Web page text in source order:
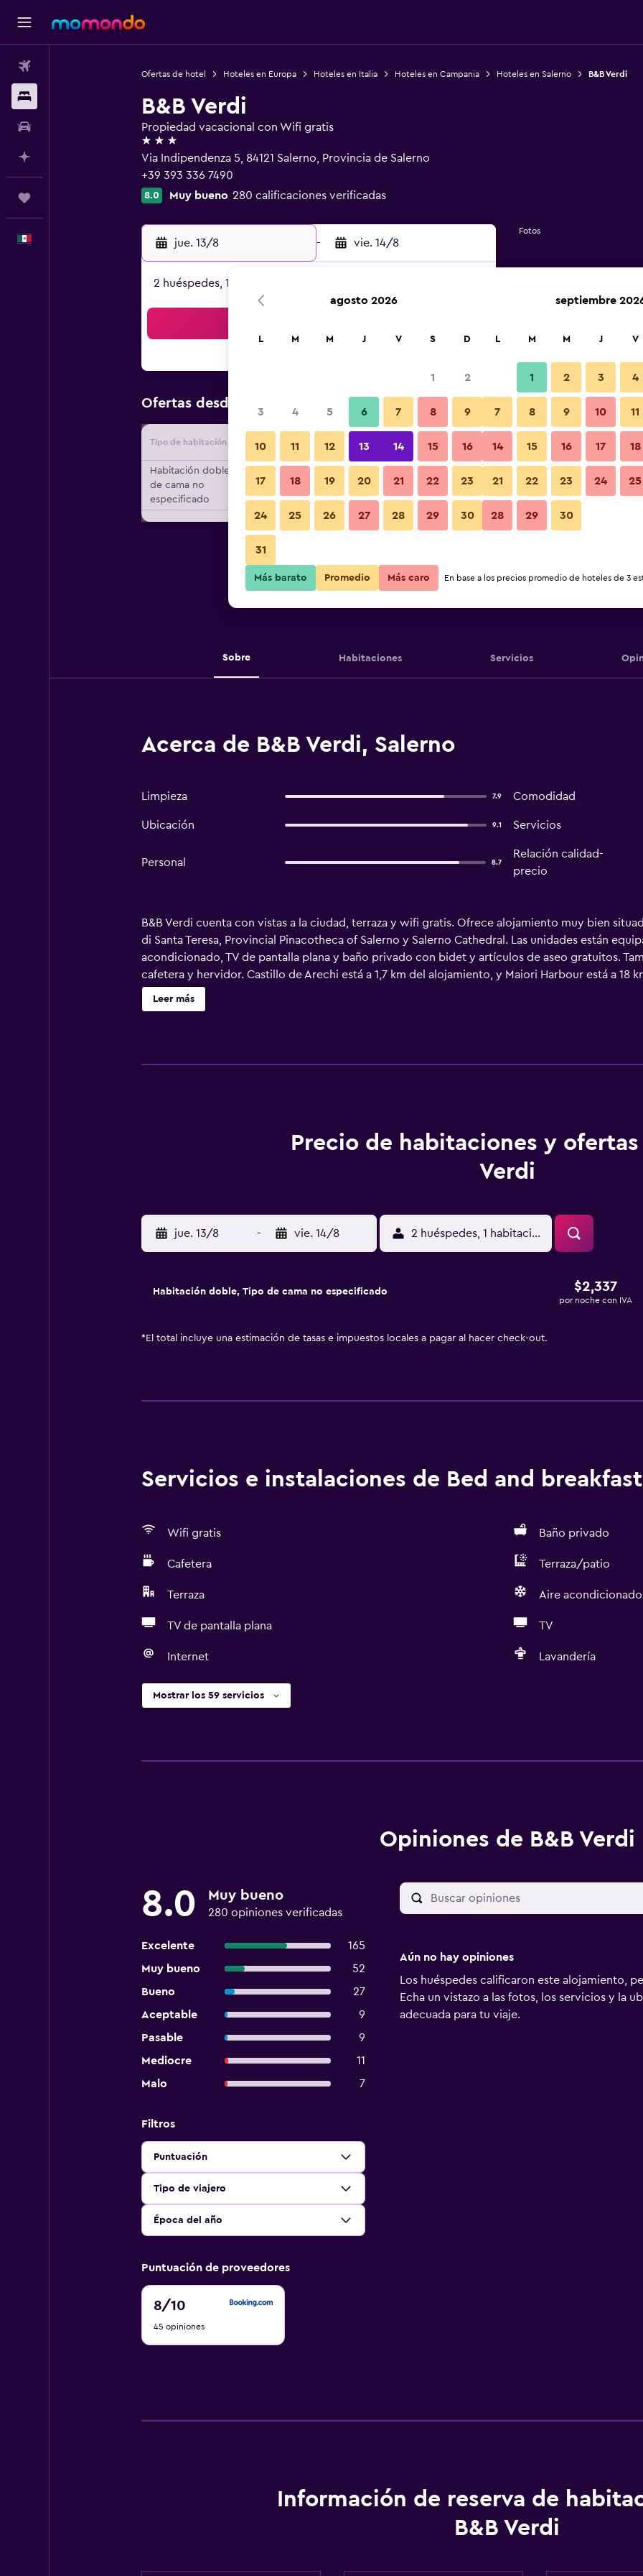
Ofertas de hotel Hoteles en Europa Hoteles en Italia Hoteles en Campania Hoteles en Salerno B&B Verdi
B&B Verdi
Propiedad vacacional con Wifi gratis
3 estrellas
Via Indipendenza 5, 84121 Salerno, Provincia de Salerno
+39 393 336 7490
8.0 Muy bueno 280 calificaciones verificadas
jue. 13/8 - vie. 14/8
2 huéspedes, 1 habitación
Ofertas desde Oferta más barata de precio por noche
Tipo de habitación Proveedor Total noche
Habitación doble, Tipo
de cama no
especificado
$2,337 Ver oferta
Fotos
Sobre Habitaciones Servicios
Acerca de B&B Verdi, Salerno
Limpieza 7.9 Comodidad
Ubicación 9.1 Servicios
Personal 8.7
Relación calidad-
precio
B&B Verdi cuenta con vistas a la ciudad, terraza y wifi gratis. Ofrece alojamiento muy bien
di Santa Teresa, Provincial Pinacotheca of Salerno y Salerno Cathedral. Las unidades están
acondicionado, TV de pantalla plana y baño privado con bidet y artículos de aseo gratuitos.
cafetera y hervidor. Castillo de Arechi está a 1,7 km del alojamiento, y Maiori Harbour está a 18
Costa d'Amalfi) está a 24 km, y el alojamiento ofrece servicio de traslado de pago para ir o
Leer más
Precio de habitaciones y ofertas
Verdi
jue. 13/8 - vie. 14/8 2 huéspedes, 1 habitación
Habitación doble, Tipo de cama no especificado $2,337
por noche con IVA
* El total incluye una estimación de tasas e impuestos locales a pagar al hacer check-out.
Servicios e instalaciones de Bed and breakfast
Wifi gratis Baño privado
Cafetera Terraza/patio
Terraza Aire acondicionado
TV de pantalla plana TV
Internet Lavandería
Mostrar los 59 servicios
Opiniones de B&B Verdi
8.0 Muy bueno
280 opiniones verificadas
Excelente
165
Muy bueno
52
Bueno
27
Aceptable
9
Pasable
9
Mediocre
11
Malo
7
Filtros
Puntuación
Tipo de viajero
Época del año
Puntuación de proveedores
8/10
8
10
45 opiniones
Aún no hay opiniones
Los huéspedes calificaron este alojamiento,
Echa un vistazo a las fotos, los servicios y la
adecuada para tu viaje.
Información de reserva de
B&B Verdi
agosto 2026
L M M J V S D
1 2
3 4 5 6 7 8 9
10 11 12 13 14 15 16
17 18 19 20 21 22 23
24 25 26 27 28 29 30
31
septiembre
L M M J V
1 2 3 4
7 8 9 10 11
14 15 16 17 18
21 22 23 24 25
28 29 30
Más barato Promedio Más caro En base a los precios promedio de hoteles de 3